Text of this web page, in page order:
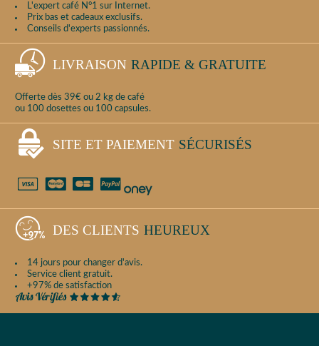
L'expert café N°1 sur Internet.
Prix bas et cadeaux exclusifs.
Conseils d'experts passionnés.
LIVRAISON RAPIDE & GRATUITE
Offerte dès 39€ ou 2 kg de café
ou 100 dosettes ou 100 capsules.
SITE ET PAIEMENT SÉCURISÉS
DES CLIENTS HEUREUX
14 jours pour changer d'avis.
Service client gratuit.
+97% de satisfaction